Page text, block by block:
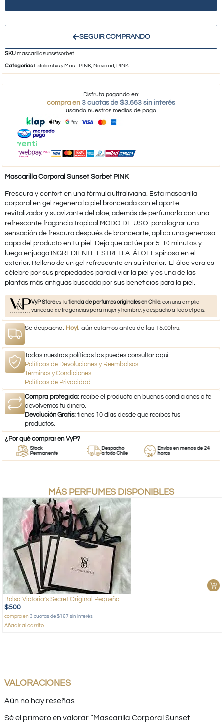
SEGUIR COMPRANDO
SKUmascarillasunsetsorbet
Categorías Exfoliantes y Más... PINK, Navidad, PINK
Disfruta pagando en:
compra en 3 cuotas de $3.663 sin interés
usando nuestros medios de pago
Mascarilla Corporal Sunset Sorbet PINK
Frescura y confort en una fórmula ultraliviana. Esta mascarilla
corporal en gel regenera la piel bronceada con el aporte
revitalizador y suavizante del aloe, además de perfumarla con una
refrescante fragancia tropical.MODO DE USO: para lograr una
sensación de frescura después de broncearte, aplica una generosa
capa del producto en tu piel. Deja que actúe por 5-10 minutos y
luego enjuaga.INGREDIENTE ESTRELLA: ÁLOEEspinoso en el
exterior. Relleno de un gel refrescante en su interior. El áloe vera es
célebre por sus propiedades para aliviar la piel y es una de las
plantas más antiguas buscada por sus beneficios para la piel.
VyP Storees tutienda de perfumes originales en Chile, con una amplia
variedad de fragancias para mujer y hombre, y despacho a todo el país.
Se despacha: Hoy!, aún estamos antes de las 15:00hrs.
Todas nuestras políticas las puedes consultar aquí:
Políticas de Devoluciones y Reembolsos
Términos y Condiciones
Políticas de Privacidad
Compra protegida: recibe el producto en buenas condiciones o te
devolvemos tu dinero.
Devolución Gratis: tienes 10 días desde que recibes tus
productos.
¿Por qué comprar en VyP?
Stock
Permanente
Despacho
a todo Chile
Envíos en menos de 24
horas
MÁS PERFUMES DISPONIBLES
Bolsa Victoria’s Secret Original Pequeña
$500
compra en 3 cuotas de $167 sin interés
Añadir al carrito
VALORACIONES
Aún no hay reseñas
Sé el primero en valorar “Mascarilla Corporal Sunset